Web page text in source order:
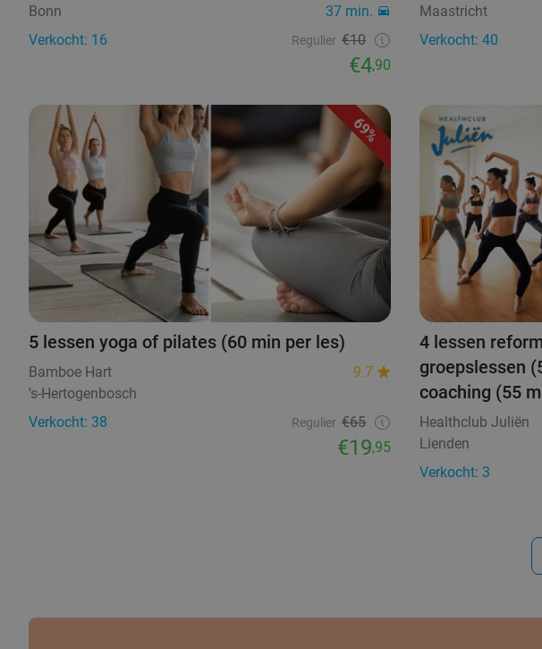
Bonn
37 min.
Verkocht: 16
Regulier €10
€4,90
Maastricht
Verkocht: 40
69%
5 lessen yoga of pilates (60 min per les)
Bamboe Hart
9.7
's-Hertogenbosch
Verkocht: 38
Regulier €65
€19,95
4 lessen
groepslessen
coaching (55
Healthclub Juliën
Lienden
Verkocht: 3